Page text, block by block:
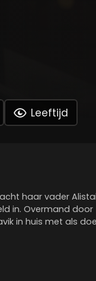
Leeftijd
haar vader
in. Overmand door
in huis met als
trainen. Deze poging